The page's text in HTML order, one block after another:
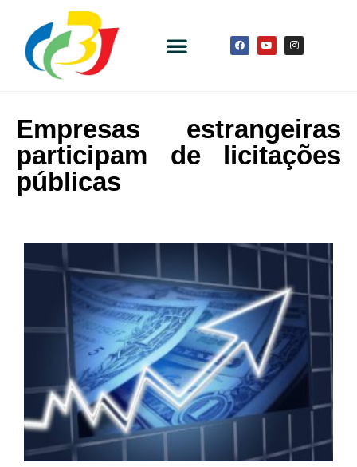
Empresas estrangeiras
participam de licitações
públicas